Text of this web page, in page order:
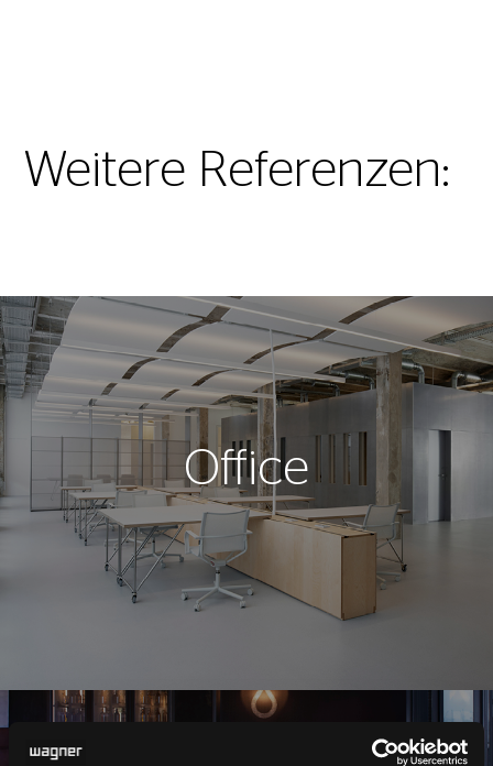
Weitere Referenzen:
Office